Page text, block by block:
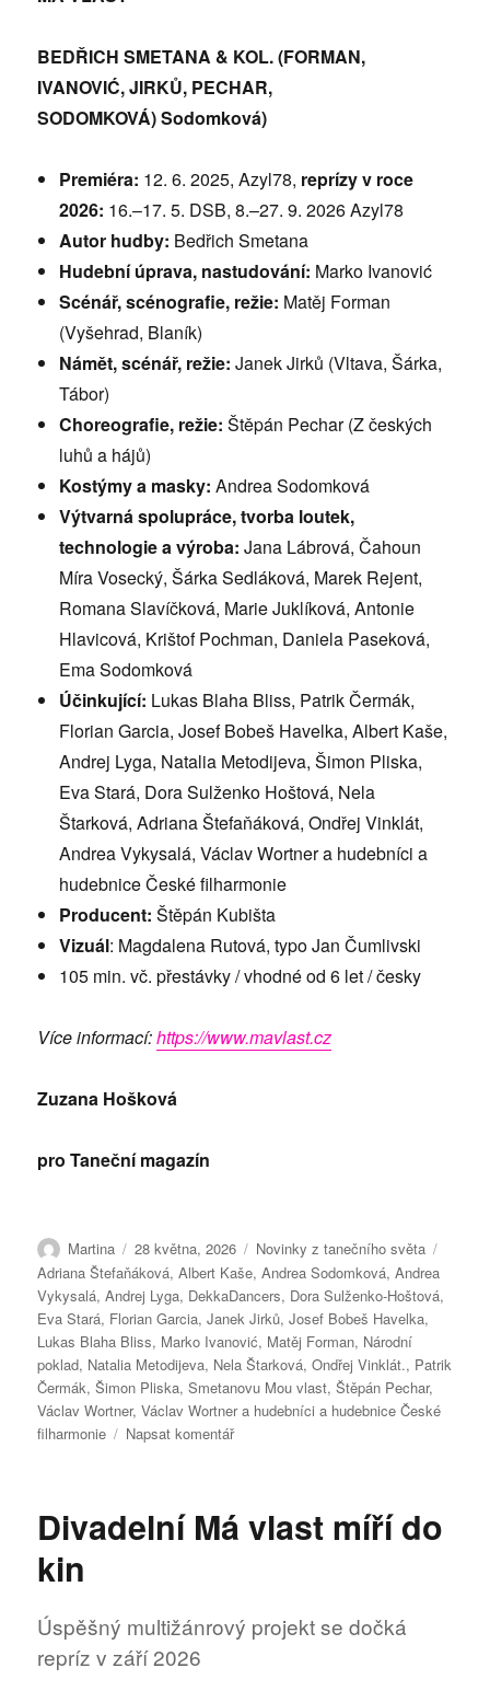
BEDŘICH SMETANA & KOL. (FORMAN,
IVANOVIĆ, JIRKŮ, PECHAR,
SODOMKOVÁ)Sodomková)
Premiéra: 12. 6. 2025, Azyl78, reprízy v roce
2026: 16.–17. 5. DSB, 8.–27. 9. 2026 Azyl78
Autor hudby: Bedřich Smetana
Hudební úprava, nastudování: Marko Ivanović
Scénář, scénografie, režie: Matěj Forman
(Vyšehrad, Blaník)
Námět, scénář, režie:Janek Jirků (Vltava, Šárka,
Tábor)
Choreografie, režie:Štěpán Pechar (Z českých
luhů a hájů)
Kostýmy a masky:Andrea Sodomková
Výtvarná spolupráce, tvorba loutek,
technologie a výroba:Jana Lábrová, Čahoun
Míra Vosecký, Šárka Sedláková, Marek Rejent,
Romana Slavíčková, Marie Juklíková, Antonie
Hlavicová, Krištof Pochman, Daniela Paseková,
Ema Sodomková
Účinkující: Lukas Blaha Bliss, Patrik Čermák,
Florian Garcia, Josef Bobeš Havelka, Albert Kaše,
Andrej Lyga, Natalia Metodijeva, Šimon Pliska,
Eva Stará, Dora Sulženko Hoštová, Nela
Štarková, Adriana Štefaňáková, Ondřej Vinklát,
Andrea Vykysalá, Václav Wortner a hudebníci a
hudebnice České filharmonie
Producent:Štěpán Kubišta
Vizuál: Magdalena Rutová, typo Jan Čumlivski
105 min. vč. přestávky / vhodné od 6 let / česky
Více informací:https://www.mavlast.cz
Zuzana Hošková
pro Taneční magazín
Autor:
Martina Publikováno:
28 května, 2026 Rubriky:
Novinky z tanečního světa
Adriana Štefaňáková,Albert Kaše,Andrea Sodomková,Andrea
Vykysalá,Andrej Lyga, DekkaDancers, Dora Sulženko-Hoštová,
Eva Stará, Florian Garcia,Janek Jirků,Josef Bobeš Havelka,
Lukas Blaha Bliss, Marko Ivanović, Matěj Forman, Národní
poklad, Natalia Metodijeva, Nela Štarková,Ondřej Vinklát., Patrik
Čermák,Šimon Pliska,Smetanovu Mou vlast,Štěpán Pechar,
Václav Wortner,Václav Wortner a hudebníci a hudebnice České
filharmonie
Napsat komentářpro
Divadelní
po
roce
Divadelní Má vlast míří do
kin
Úspěšný multižánrový projekt se dočká
repríz v září 2026